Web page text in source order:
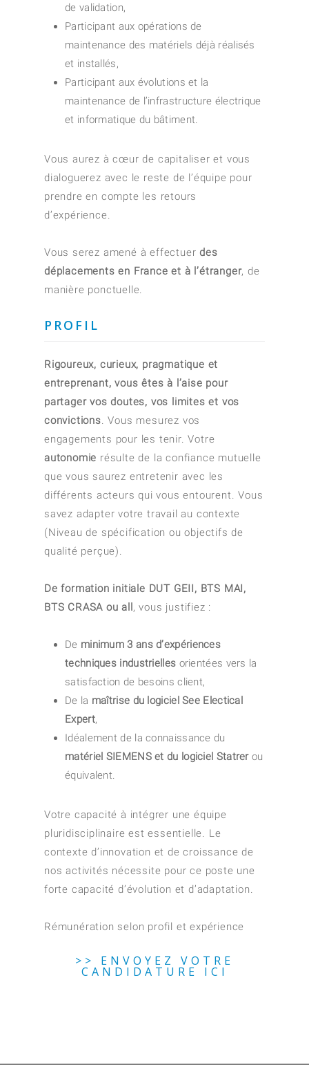
de validation,
Participant aux opérations de
maintenance des matériels déjà réalisés
et installés,
Participant aux évolutions et la
maintenance de l’infrastructure électrique
et informatique du bâtiment.
Vous aurez à cœur de capitaliser et vous
dialoguerez avec le reste de l’équipe pour
prendre en compte les retours
d’expérience.
Vous serez amené à effectuerdes
déplacements en France et à l’étranger, de
manière ponctuelle.
PROFIL
Rigoureux, curieux, pragmatique et
entreprenant, vous êtes à l’aise pour
partager vos doutes, vos limites et vos
convictions. Vous mesurez vos
engagements pour les tenir. Votre
autonomie résulte de la confiance mutuelle
que vous saurez entretenir avec les
différents acteurs qui vous entourent. Vous
savez adapter votre travail au contexte
(Niveau de spécification ou objectifs de
qualité perçue).
De formation initiale DUT GEII, BTS MAI,
BTS CRASA ou all , vous justifiez :
De minimum 3 ans d’expériences
techniques industrielles orientées vers la
satisfaction de besoins client,
De la maîtrise du logiciel See Electical
Expert,
Idéalement de la connaissance du
matériel SIEMENS et du logiciel Statrerou
équivalent.
Votre capacité à intégrer une équipe
pluridisciplinaire est essentielle. Le
contexte d’innovation et de croissance de
nos activités nécessite pour ce poste une
forte capacité d’évolution et d’adaptation.
Rémunération selon profil et expérience
>> ENVOYEZ VOTRE
CANDIDATURE ICI